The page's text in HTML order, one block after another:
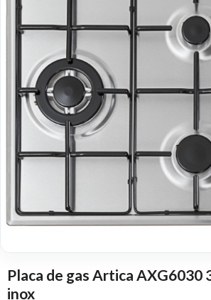
Placa de gas Artica AXG6030
inox